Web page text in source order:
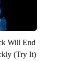
Will End
(Try It)